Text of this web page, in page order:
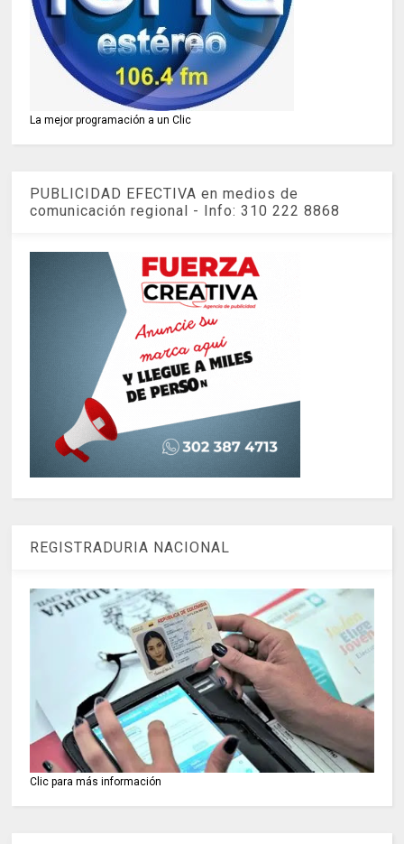
La mejor programación a un Clic
PUBLICIDAD EFECTIVA en medios de
comunicación regional - Info: 310 222 8868
REGISTRADURIA NACIONAL
Clic para más información